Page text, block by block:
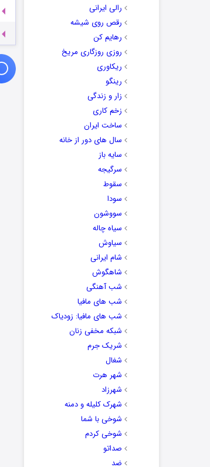
رالی ایرانی
رقص روی شیشه
رهایم کن
روزی روزگاری مریخ
ریکاوری
رینگو
زار و زندگی
زخم کاری
ساخت ایران
سال های دور از خانه
سایه باز
سرگیجه
سقوط
سودا
سووشون
سیاه چاله
سیاوش
شام ایرانی
شاهگوش
شب آهنگی
شب های مافیا
شب های مافیا: زودیاک
شبکه مخفی زنان
شریک جرم
شغال
شهر هرت
شهرزاد
شهرک کلیله و دمنه
شوخی با شما
شوخی کردم
صداتو
ضد